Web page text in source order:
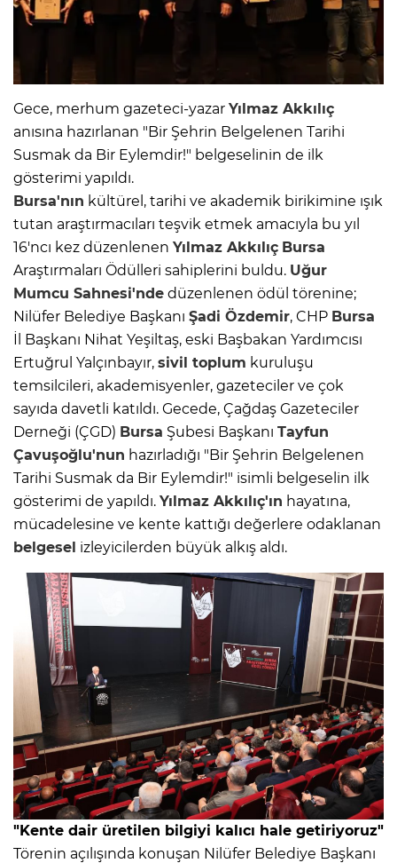
Gece, merhum gazeteci-yazar Yılmaz Akkılıç
anısına hazırlanan "Bir Şehrin Belgelenen Tarihi
Susmak da Bir Eylemdir!" belgeselinin de ilk
gösterimi yapıldı.
Bursa'nın kültürel, tarihi ve akademik birikimine ışık
tutan araştırmacıları teşvik etmek amacıyla bu yıl
16'ncı kez düzenlenen Yılmaz Akkılıç Bursa
Araştırmaları Ödülleri sahiplerini buldu. Uğur
Mumcu Sahnesi'nde düzenlenen ödül törenine;
Nilüfer Belediye Başkanı Şadi Özdemir, CHP Bursa
İl Başkanı Nihat Yeşiltaş, eski Başbakan Yardımcısı
Ertuğrul Yalçınbayır, sivil toplum kuruluşu
temsilcileri, akademisyenler, gazeteciler ve çok
sayıda davetli katıldı. Gecede, Çağdaş Gazeteciler
Derneği (ÇGD) Bursa Şubesi Başkanı Tayfun
Çavuşoğlu'nun hazırladığı "Bir Şehrin Belgelenen
Tarihi Susmak da Bir Eylemdir!" isimli belgeselin ilk
gösterimi de yapıldı. Yılmaz Akkılıç'ın hayatına,
mücadelesine ve kente kattığı değerlere odaklanan
belgesel izleyicilerden büyük alkış aldı.
"Kente dair üretilen bilgiyi kalıcı hale getiriyoruz"
Törenin açılışında konuşan Nilüfer Belediye Başkanı